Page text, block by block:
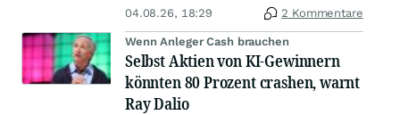
04.08.26, 18:29 2 Kommentare
Wenn Anleger Cash brauchen
Selbst Aktien von KI-Gewinnern
könnten 80 Prozent crashen, warnt
Ray Dalio